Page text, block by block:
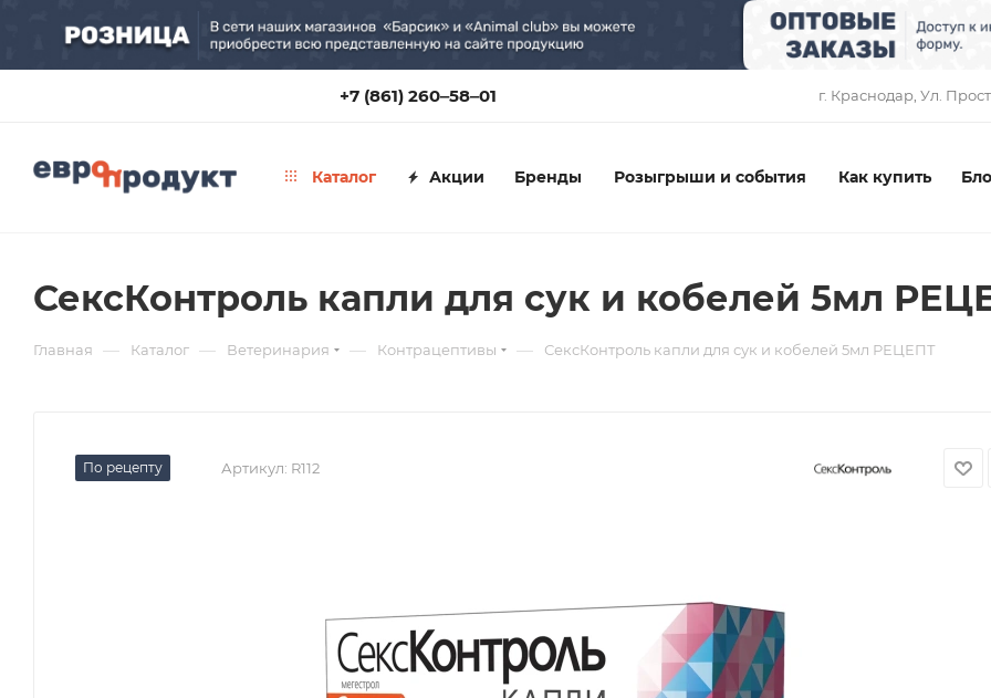
+7 (861) 260‒58‒01 г. Краснодар, ​Ул.
Каталог Акции Бренды Розыгрыши и события Как купить
СексКонтроль капли для сук и кобелей 5мл
Главная — Каталог — Ветеринария — Контрацептивы — СексКонтроль капли для сук и кобелей 5мл РЕЦЕПТ
По рецепту Артикул: R112